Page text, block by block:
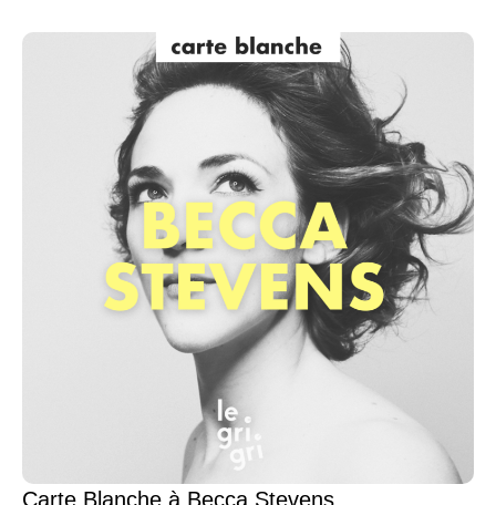
Carte Blanche à Becca Stevens